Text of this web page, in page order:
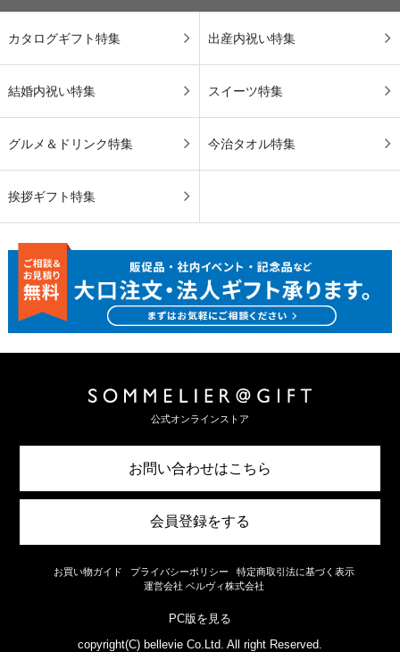
カタログギフト特集 出産内祝い特集
結婚内祝い特集 スイーツ特集
グルメ＆ドリンク特集 今治タオル特集
挨拶ギフト特集
公式オンラインストア
お問い合わせはこちら
会員登録をする
お買い物ガイド プライバシーポリシー
特定商取引法に基づく表示
運営会社 ベルヴィ株式会社
PC版を見る
copyright(C) bellevie Co.Ltd. All right Reserved.